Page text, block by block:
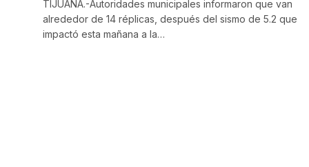
TIJUANA.-Autoridades municipales informaron que van
alrededor de 14 réplicas, después del sismo de 5.2 que
impactó esta mañana a la…